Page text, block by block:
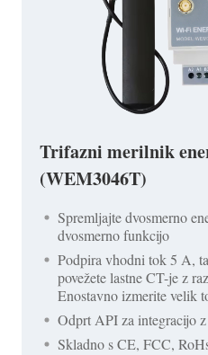
Trifazni merilnik
(WEM3046T)
Spremljajte dvosmerno
dvosmerno funkcijo
Podpira vhodni tok 5 A,
povežete lastne CT-je z
Enostavno izmerite velik
Odprt API za integracijo
Skladno s CE, FCC,